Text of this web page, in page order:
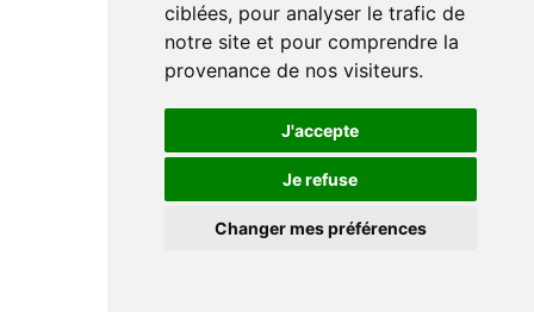
ciblées, pour analyser le trafic de
notre site et pour comprendre la
provenance de nos visiteurs.
J'accepte
Je refuse
Changer mes préférences